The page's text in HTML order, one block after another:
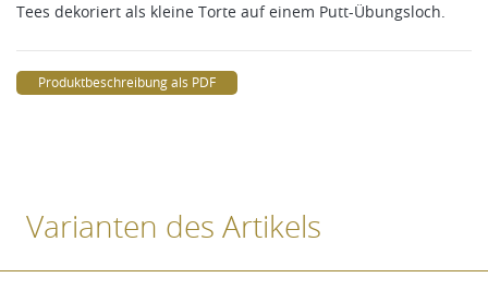
Tees dekoriert als kleine Torte auf einem Putt-Übungsloch.
Produktbeschreibung als PDF
Varianten des Artikels